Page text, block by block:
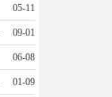
05-11
09-01
06-08
01-09